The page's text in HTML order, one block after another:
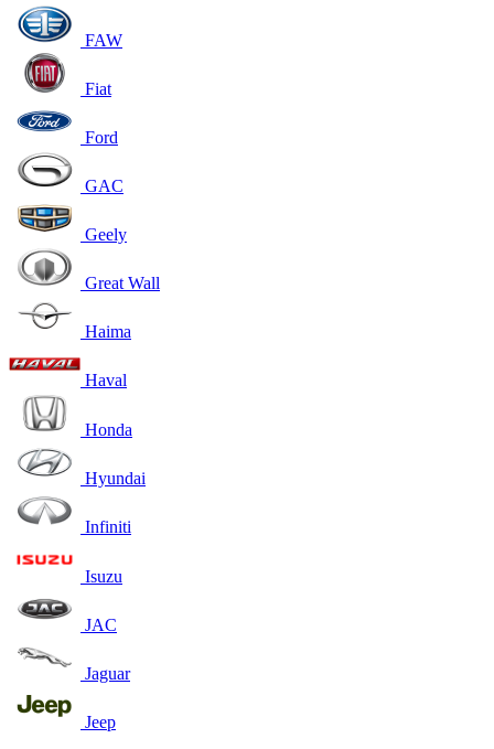
FAW
Fiat
Ford
GAC
Geely
Great Wall
Haima
Haval
Honda
Hyundai
Infiniti
Isuzu
JAC
Jaguar
Jeep